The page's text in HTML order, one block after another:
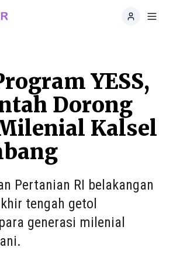
YESS,
Dorong
Kalsel
Pertanian RI belakangan
tengah getol
generasi milenial